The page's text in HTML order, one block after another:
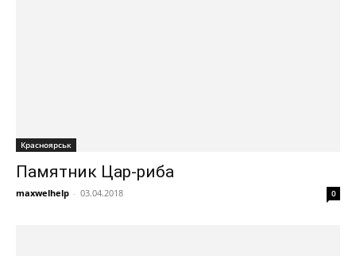
Красноярськ
Памятник Цар-риба
maxwelhelp - 03.04.2018 0